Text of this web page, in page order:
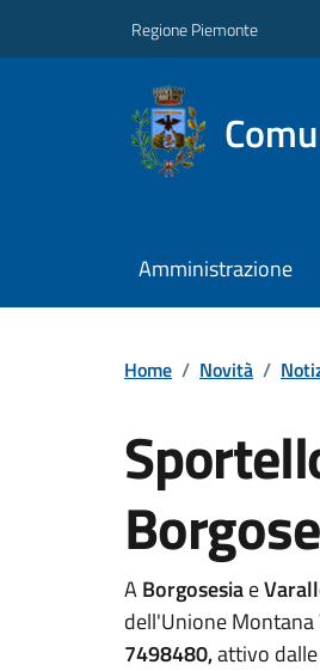
Regione Piemonte
Amministrazione
Home / Novità /
ABorgosesiae
dell'Unione
7498480,attivo